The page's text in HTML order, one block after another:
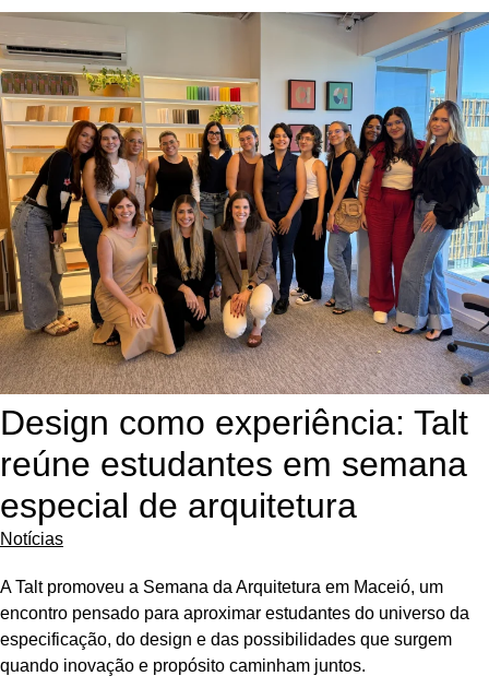
Design como experiência: Talt
reúne estudantes em semana
especial de arquitetura
Notícias
A Talt promoveu a Semana da Arquitetura em Maceió, um
encontro pensado para aproximar estudantes do universo da
especificação, do design e das possibilidades que surgem
quando inovação e propósito caminham juntos.